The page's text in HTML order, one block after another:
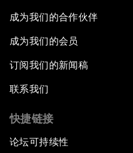
成为我们的合作伙伴
成为我们的会员
订阅我们的新闻稿
联系我们
快捷链接
论坛可持续性